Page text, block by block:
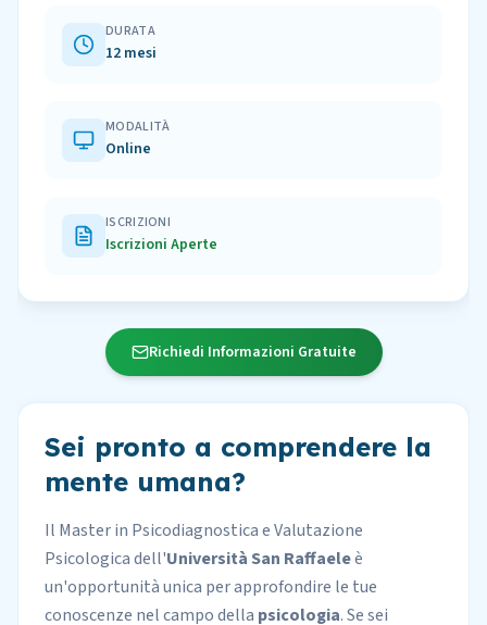
DURATA
12 mesi
MODALITÀ
Online
ISCRIZIONI
Iscrizioni Aperte
Richiedi Informazioni Gratuite
Sei pronto a comprendere la
mente umana?
Il Master in Psicodiagnostica e Valutazione
Psicologica dell'Università San Raffaeleè
un'opportunità unica per approfondire le tue
conoscenze nel campo della psicologia. Se sei